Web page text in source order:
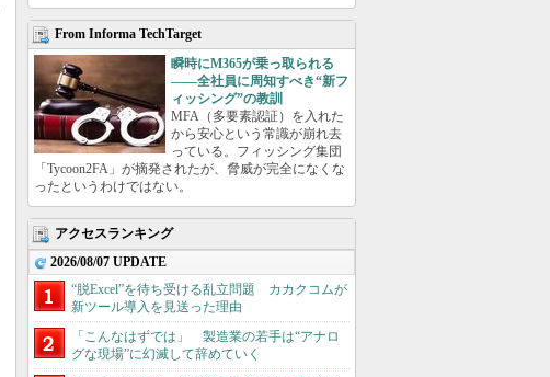
From Informa TechTarget
瞬時にM365が乗っ取られる
――全社員に周知すべき“新フ
ィッシング”の教訓
MFA（多要素認証）を入れた
から安心という常識が崩れ去
っている。フィッシング集団
「Tycoon2FA」が摘発されたが、脅威が完全になくな
ったというわけではない。
アクセスランキング
2026/08/07 UPDATE
“脱Excel”を待ち受ける乱立問題 カカクコムが
新ツール導入を見送った理由
「こんなはずでは」 製造業の若手は“アナロ
グな現場”に幻滅して辞めていく